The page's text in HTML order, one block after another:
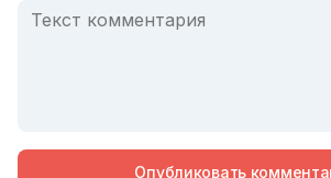
Опубликовать